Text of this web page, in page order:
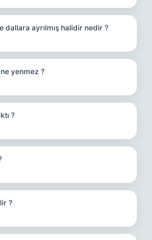
dallara ayrılmış halidir nedir ?
yenmez ?
?
?